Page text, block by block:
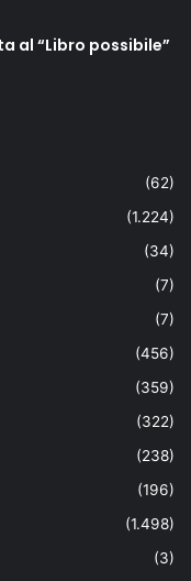
al “Libro possibile”
(62)
(1.224)
(34)
(7)
(7)
(456)
(359)
(322)
(238)
(196)
(1.498)
(3)